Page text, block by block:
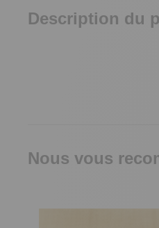
Description du
Nous vous